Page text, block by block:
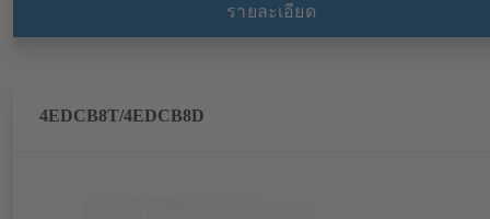
รายละเอียด
4EDCB8T/4EDCB8D